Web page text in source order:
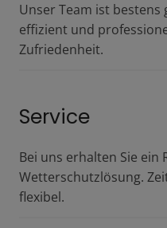
Unser Team ist
effizient und
Zufriedenheit.
Service
Bei uns erhalten Sie ein
Wetterschutzlösung.
flexibel.